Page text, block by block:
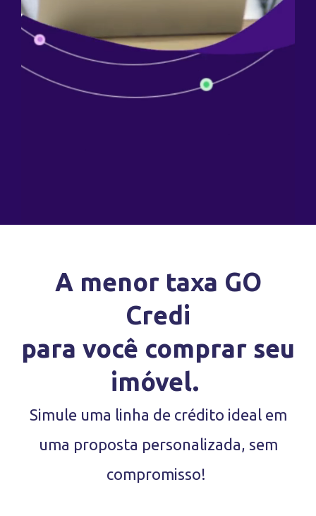
A menor taxa GO
Credi
para você comprar seu
imóvel.
Simule uma linha de crédito ideal em
uma proposta personalizada, sem
compromisso!